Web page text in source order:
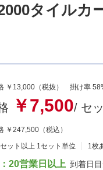
タイル
￥13,000（税抜） 掛け率
￥7,500/ セ
￥247,500 （税込）
ット以上 1セット単位
1枚
20営業日以上 到着日